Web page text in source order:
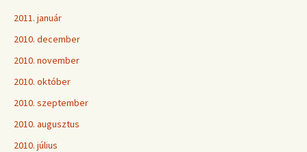
2011. január
2010. december
2010. november
2010. október
2010. szeptember
2010. augusztus
2010. július